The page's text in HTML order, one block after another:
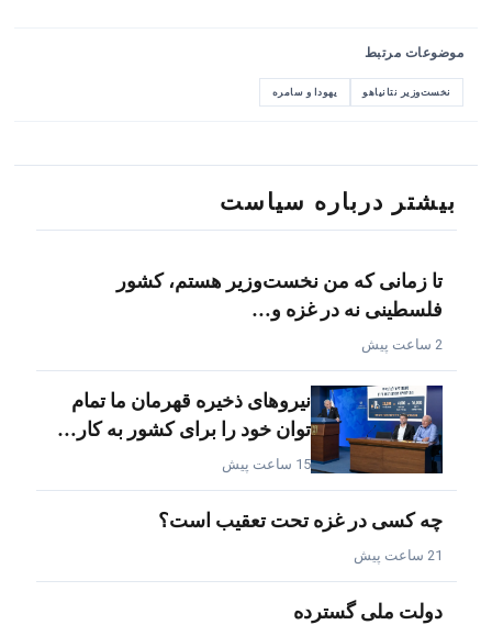
موضوعات مرتبط
نخست‌وزیر نتانیاهو یهودا و سامره
بیشتر درباره سیاست
تا زمانی که من نخست‌وزیر هستم، کشور
فلسطینی نه در غزه و…
2 ساعت پیش
نیروهای ذخیره قهرمان ما تمام
توان خود را برای کشور به کار…
15 ساعت پیش
چه کسی در غزه تحت تعقیب است؟
21 ساعت پیش
دولت ملی گسترده